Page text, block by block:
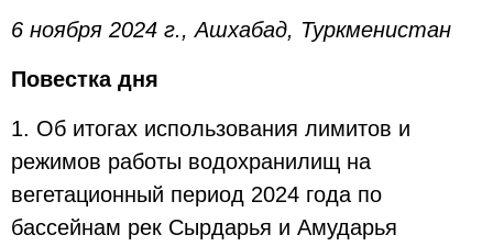
6 ноября 2024 г., Ашхабад, Туркменистан
Повестка дня
1. Об итогах использования лимитов и
режимов работы водохранилищ на
вегетационный период 2024 года по
бассейнам рек Сырдарья и Амударья